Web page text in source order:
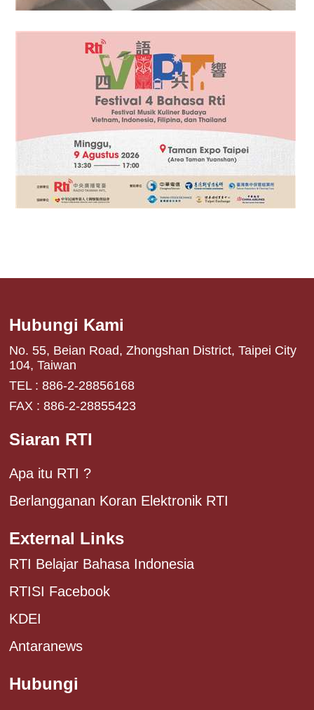
Hubungi Kami
No. 55, Beian Road, Zhongshan District, Taipei City
104, Taiwan
TEL : 886-2-28856168
FAX : 886-2-28855423
Siaran RTI
Apa itu RTI ?
Berlangganan Koran Elektronik RTI
External Links
RTI Belajar Bahasa Indonesia
RTISI Facebook
KDEI
Antaranews
Hubungi